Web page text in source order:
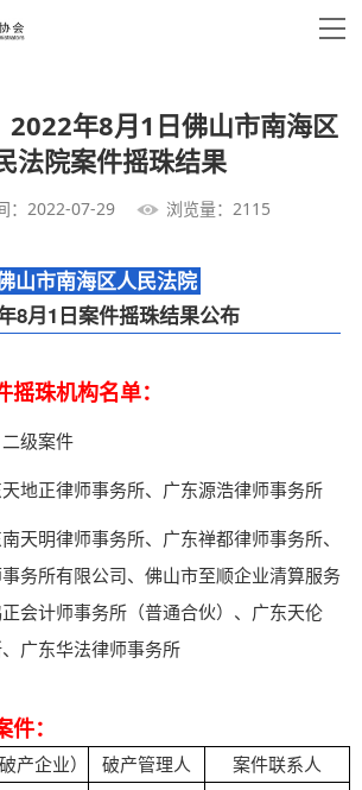
2022年8月1日佛山市南海区
法院案件摇珠结果
：2022-07-29 浏览量：2115
山市南海区人民法院
8月1日案件摇珠结果公布
珠机构名单：
二级案件
地正律师事务所、 广东源浩律师事务所
天明律师事务所、 广东禅都律师事务所、
务所有限公司、佛山市至顺企业清算服务
会计师事务所（普通合伙）、广东天伦
广东华法律师事务所
：
产企业） 破产管理人 案件联系人